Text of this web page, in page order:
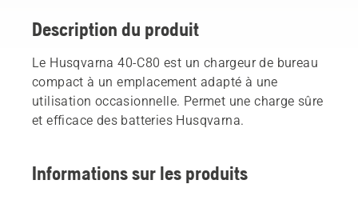
Description du produit
Le Husqvarna 40-C80 est un chargeur de bureau
compact à un emplacement adapté à une
utilisation occasionnelle. Permet une charge sûre
et efficace des batteries Husqvarna.
Informations sur les produits